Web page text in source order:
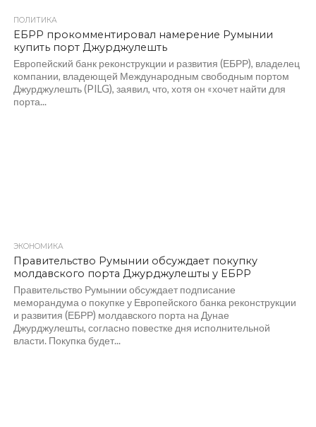
ПОЛИТИКА
ЕБРР прокомментировал намерение Румынии
купить порт Джурджулешть
Европейский банк реконструкции и развития (ЕБРР), владелец
компании, владеющей Международным свободным портом
Джурджулешть (PILG), заявил, что, хотя он «хочет найти для
порта...
ЭКОНОМИКА
Правительство Румынии обсуждает покупку
молдавского порта Джурджулешты у ЕБРР
Правительство Румынии обсуждает подписание
меморандума о покупке у Европейского банка реконструкции
и развития (ЕБРР) молдавского порта на Дунае
Джурджулешты, согласно повестке дня исполнительной
власти. Покупка будет...